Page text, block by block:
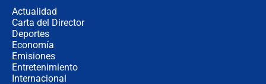
Actualidad
Carta del Director
Deportes
Economía
Emisiones
Entretenimiento
Internacional